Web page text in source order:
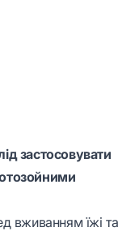
застосовувати
вживанням їжі та